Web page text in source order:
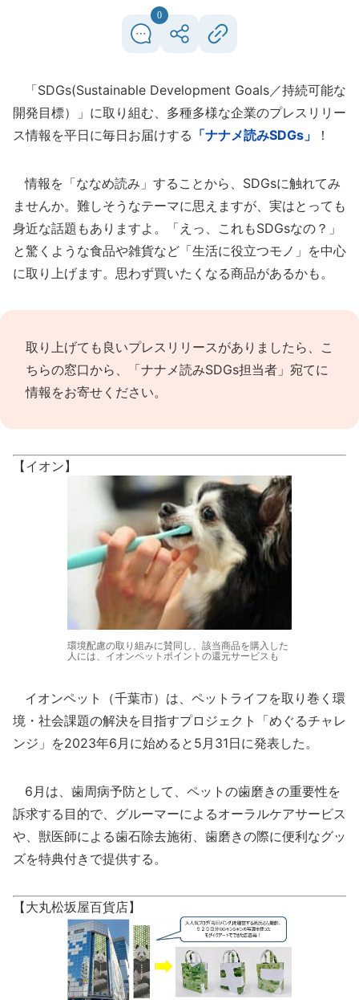
0
「SDGs(Sustainable Development Goals／持続可能な
開発目標）」に取り組む、多種多様な企業のプレスリリー
ス情報を平日に毎日お届けする 「ナナメ読みSDGs」 ！
情報を「ななめ読み」することから、SDGsに触れてみ
ませんか。難しそうなテーマに思えますが、実はとっても
身近な話題もありますよ。「えっ、これもSDGsなの？」
と驚くような食品や雑貨など「生活に役立つモノ」を中心
に取り上げます。思わず買いたくなる商品があるかも。
取り上げても良いプレスリリースがありましたら、 こ
ちらの窓口から、「ナナメ読みSDGs担当者」宛てに
情報をお寄せください。
【イオン】
環境配慮の取り組みに賛同し、該当商品を購入した
人には、イオンペットポイントの還元サービスも
イオンペット（千葉市）は、ペットライフを取り巻く環
境・社会課題の解決を目指すプロジェクト「めぐるチャレ
ンジ」を2023年6月に始めると5月31日に発表した。
6月は、歯周病予防として、ペットの歯磨きの重要性を
訴求する目的で、グルーマーによるオーラルケアサービス
や、獣医師による歯石除去施術、歯磨きの際に便利なグッ
ズを特典付きで提供する。
【大丸松坂屋百貨店】